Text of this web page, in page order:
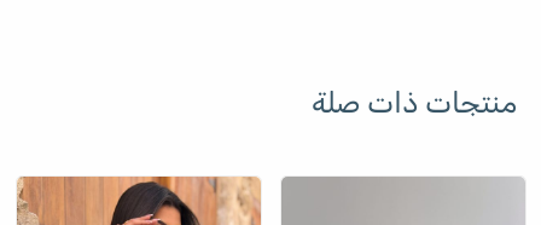
منتجات ذات صلة
هناك